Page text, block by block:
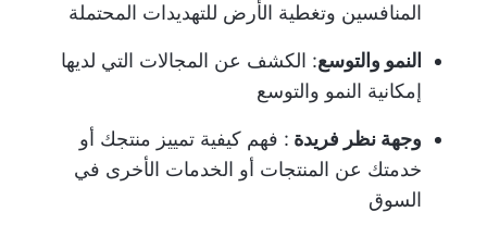
المنافسين وتغطية الأرض للتهديدات المحتملة
النمو والتوسع: الكشف عن المجالات التي لديها
إمكانية النمو والتوسع
وجهة نظر فريدة : فهم كيفية تمييز منتجك أو
خدمتك عن المنتجات أو الخدمات الأخرى في
السوق